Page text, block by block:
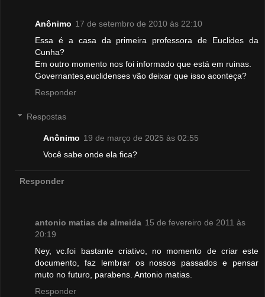
Anônimo 17 de setembro de 2010 às 22:10
Essa é a casa da primeira professora de Euclides da
Cunha?
Em outro momento nos foi informado que está em ruinas.
Governantes,euclidenses vão deixar que isso aconteça?
Responder
Respostas
Anônimo 19 de março de 2025 às 02:55
Você sabe onde ela fica?
Responder
antonio matias de almeida 15 de fevereiro de 2011 às
20:19
Ney, vc.foi bastante criativo, no momento de criar este
documento, faz lembrar os nossos passados e pensar
muto no futuro, parabens. Antonio matias.
Responder